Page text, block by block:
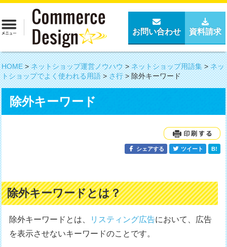
お問い合わせ 資料請求
HOME>ネットショップ運営ノウハウ>ネットショップ用語集>ネッ
トショップでよく使われる用語>さ行>除外キーワード
除外キーワード
シェアする ツイート B!
除外キーワードとは？
除外キーワードとは、 リスティング広告において、広告
を表示させないキーワードのことです。